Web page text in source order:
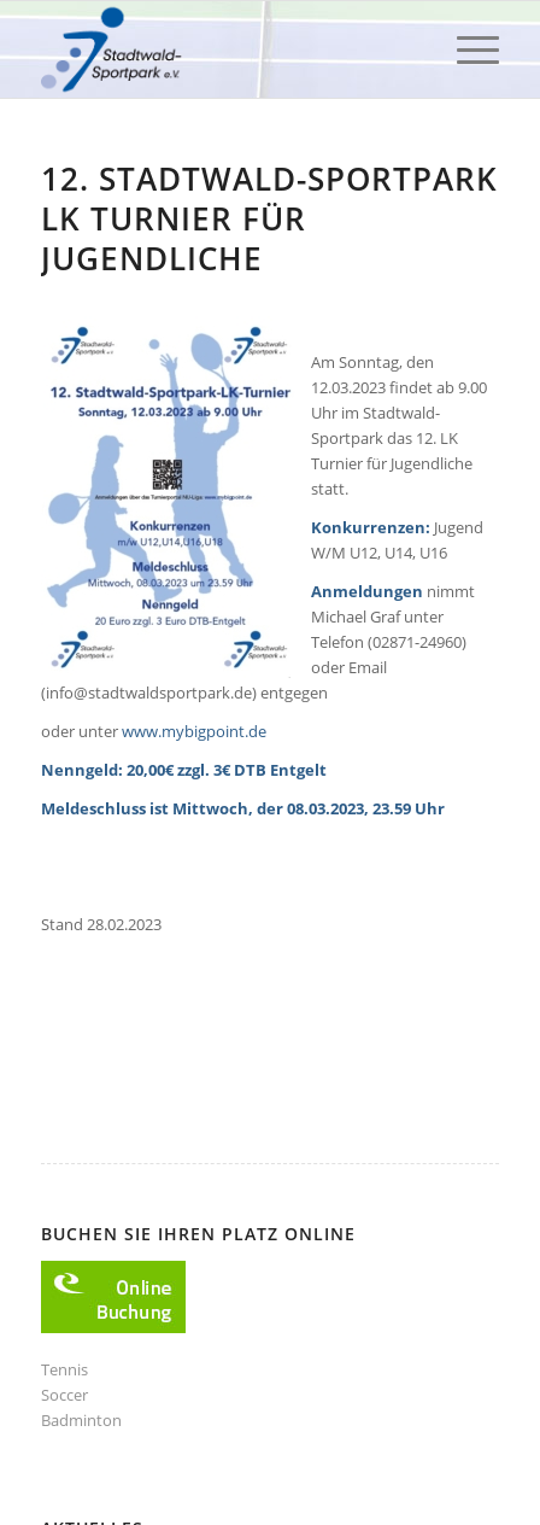
12. STADTWALD-SPORTPARK
LK TURNIER FÜR
JUGENDLICHE
Am Sonntag, den
12.03.2023 findet ab 9.00
Uhr im Stadtwald-
Sportpark das 12. LK
Turnier für Jugendliche
statt.
Konkurrenzen: Jugend
W/M U12, U14, U16
Anmeldungen nimmt
Michael Graf unter
Telefon (02871-24960)
oder Email
(info@stadtwaldsportpark.de) entgegen
oder unterwww.mybigpoint.de
Nenngeld: 20,00€ zzgl. 3€ DTB Entgelt
Meldeschluss ist Mittwoch, der 08.03.2023, 23.59 Uhr
Stand 28.02.2023
BUCHEN SIE IHREN PLATZ ONLINE
Tennis
Soccer
Badminton